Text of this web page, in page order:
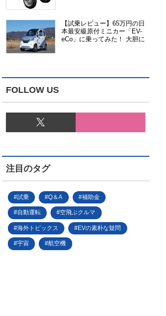
【試乗レビュー】65万円の日
本最安級原付ミニカー「EV-
eCo」に乗ってみた！ 大胆に
FOLLOW US
注目のタグ
試乗 Q＆A 補助金
自動運転 空飛ぶクルマ
海外トピックス EVの素朴な疑問
宇宙 航空機